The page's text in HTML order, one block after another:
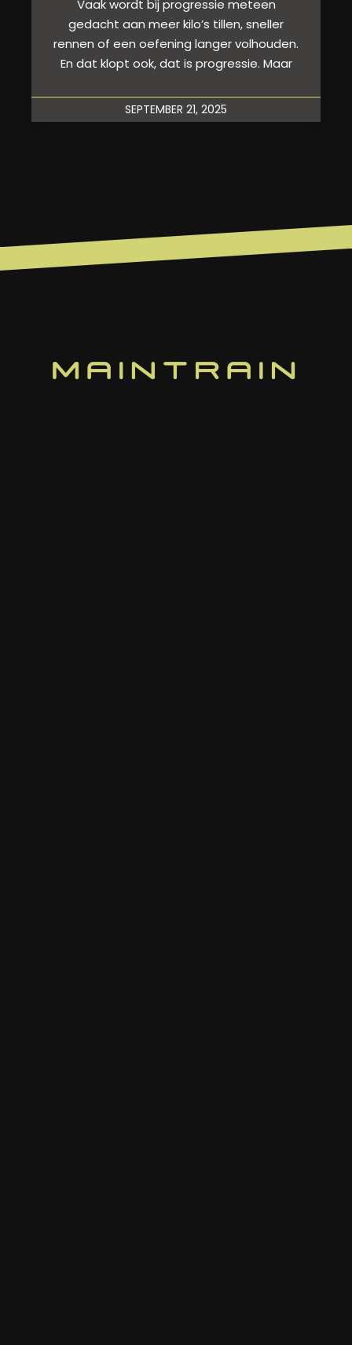
Vaak wordt bij progressie meteen
gedacht aan meer kilo’s tillen, sneller
rennen of een oefening langer volhouden.
En dat klopt ook, dat is progressie. Maar
SEPTEMBER 21, 2025